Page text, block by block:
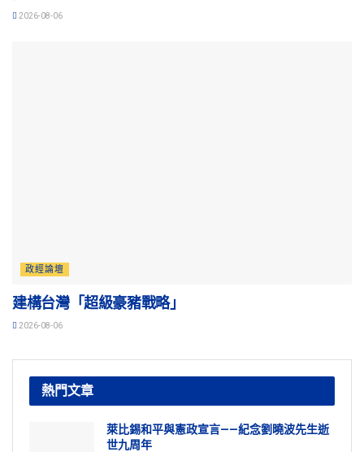
2026-08-06
政經論壇
建構台灣「超級豪豬戰略」
2026-08-06
熱門文章
萊比錫和平與憲政宣言——紀念劉曉波先生逝
世九周年